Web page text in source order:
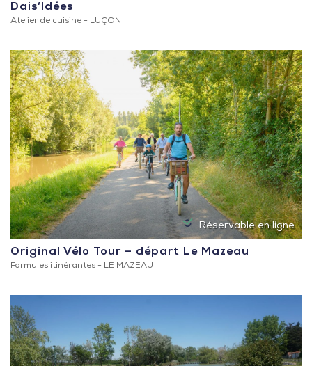
Dais’Idées
Atelier de cuisine - LUÇON
Réservable en ligne
Original Vélo Tour – départ Le Mazeau
Formules itinérantes - LE MAZEAU